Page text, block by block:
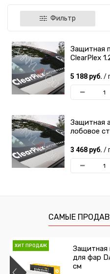
Фильтр
Защитная
ClearPlex
5 188 руб. /
Защитная
лобовое
3 468 руб. /
САМЫЕ
ХИТ ПРОДАЖ
Защитная
для фар
см